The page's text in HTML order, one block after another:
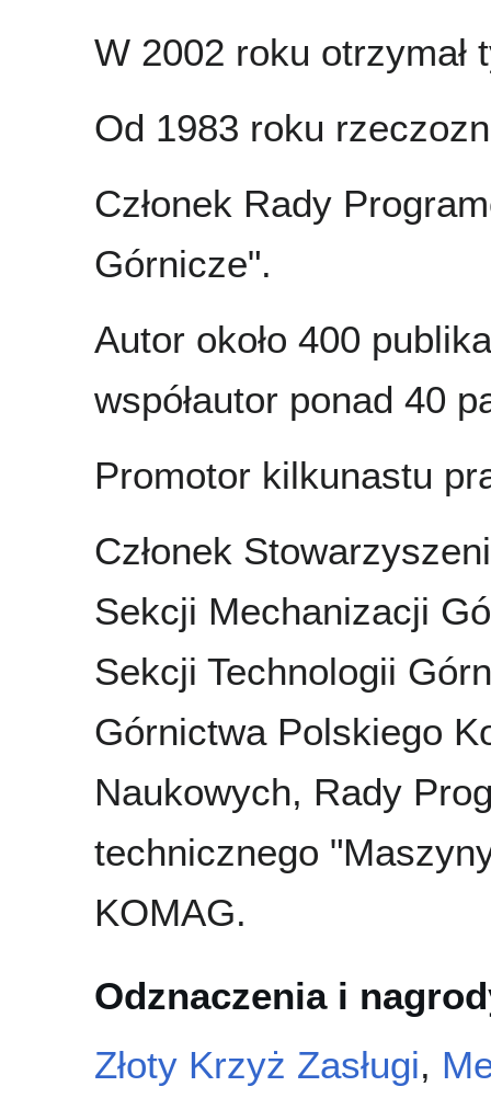
W 2002 roku otrzymał
Od 1983 roku
Członek Rady
Górnicze".
Autor około 400
współautor ponad 40
Promotor kilkunastu
Członek
Sekcji Mechanizacji
Sekcji Technologii
Górnictwa Polskiego
Naukowych, Rady
technicznego
KOMAG.
Odznaczenia i
Złoty Krzyż Zasługi,